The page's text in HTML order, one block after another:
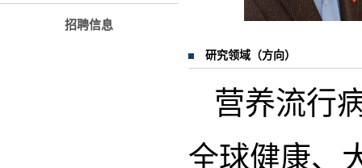
招聘信息
研究领域（方向）
营养流行
全球健康、